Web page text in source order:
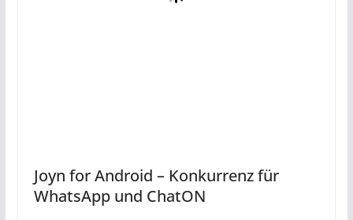
Joyn for Android – Konkurrenz für
WhatsApp und ChatON